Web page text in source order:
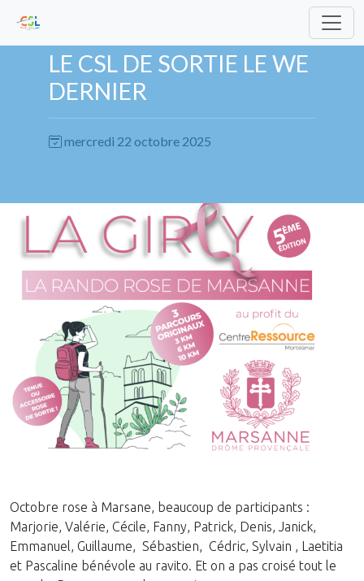
LE CSL DE SORTIE LE WE
DERNIER
mercredi 22 octobre 2025
Octobre rose à Marsane, beaucoup de participants :
Marjorie, Valérie, Cécile, Fanny, Patrick, Denis, Janick,
Emmanuel, Guillaume, Sébastien, Cédric, Sylvain , Laetitia
et Pascaline bénévole au ravito. Et on a pas croisé tout le